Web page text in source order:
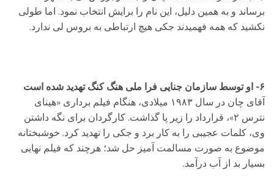
برساند و به همین دلیل، این نام را برایش انتخاب نمود. اما طولی
نکشید که همه فهمیدند جکی هیچ ارتباطی به بروس لی ندارد.
۶- او توسط سازمان جنایی فرا ملی هنگ کنگ تهدید شده است
آقای چان در سال ۱۹۸۳ میلادی، هنگام فیلم برداری «هینای
نترس ۲»، قرارداد را زیر پا گذاشت. کارگردان برای نگه داشتن
وی، کلمات عجیبی را به کار برد و جکی را تهدید کرد. خوشبختانه
موضوع به صورت مسالمت آمیز حل شد؛ هرچند که فیلم نهایی
بسیار بد از آب درآمد.